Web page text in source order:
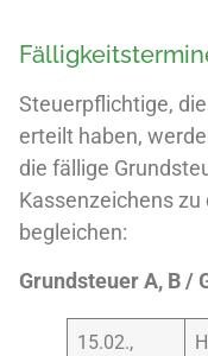
Steuerpflichtige,
erteilt haben,
die fällige
Kassenzeichens
begleichen:
Grundsteuer A, B /
15.02.,